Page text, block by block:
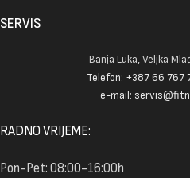
SERVIS
Banja Luka, Veljka
Telefon: +387 66 767
e-mail:
RADNO VRIJEME:
Pon-Pet: 08:00-16:00h